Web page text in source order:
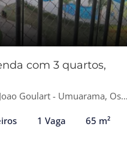
com 3 quartos,
Goulart - Umuarama, Osasco-SP
1 Vaga 65 m²